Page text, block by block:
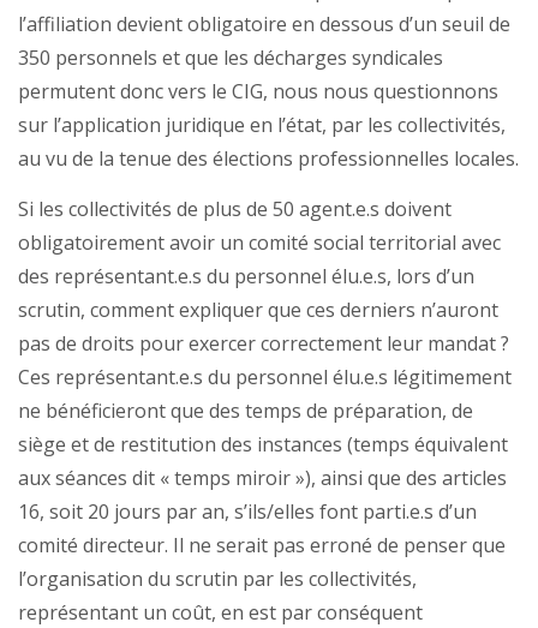
l’affiliation devient obligatoire en dessous d’un seuil de
350 personnels et que les décharges syndicales
permutent donc vers le CIG, nous nous questionnons
sur l’application juridique en l’état, par les collectivités,
au vu de la tenue des élections professionnelles locales.
Si les collectivités de plus de 50 agent.e.s doivent
obligatoirement avoir un comité social territorial avec
des représentant.e.s du personnel élu.e.s, lors d’un
scrutin, comment expliquer que ces derniers n’auront
pas de droits pour exercer correctement leur mandat ?
Ces représentant.e.s du personnel élu.e.s légitimement
ne bénéficieront que des temps de préparation, de
siège et de restitution des instances (temps équivalent
aux séances dit « temps miroir »), ainsi que des articles
16, soit 20 jours par an, s’ils/elles font parti.e.s d’un
comité directeur. Il ne serait pas erroné de penser que
l’organisation du scrutin par les collectivités,
représentant un coût, en est par conséquent